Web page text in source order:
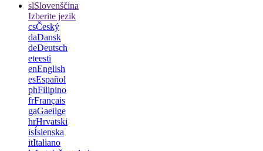
slSlovenščina
Izberite jezik
csČeský
daDansk
deDeutsch
eteesti
enEnglish
esEspañol
phFilipino
frFrançais
gaGaeilge
hrHrvatski
isÍslenska
itItaliano